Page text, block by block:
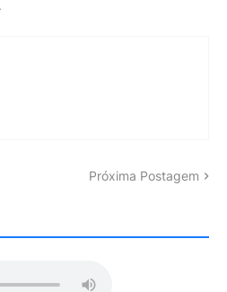
Próxima Postagem